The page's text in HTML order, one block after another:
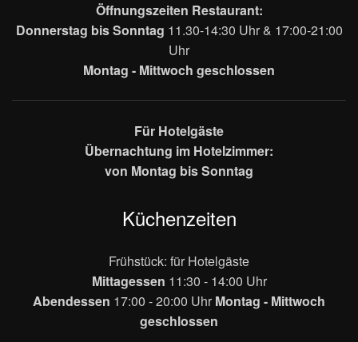
Öffnungszeiten Restaurant:
Donnerstag bis Sonntag 11.30-14:30 Uhr & 17:00-21:00
Uhr
Montag - Mittwoch geschlossen
Für Hotelgäste
Übernachtung im Hotelzimmer:
von Montag bis Sonntag
Küchenzeiten
Frühstück: für Hotelgäste
Mittagessen 11:30 - 14:00 Uhr
Abendessen 17:00 - 20:00 Uhr Montag - Mittwoch
geschlossen